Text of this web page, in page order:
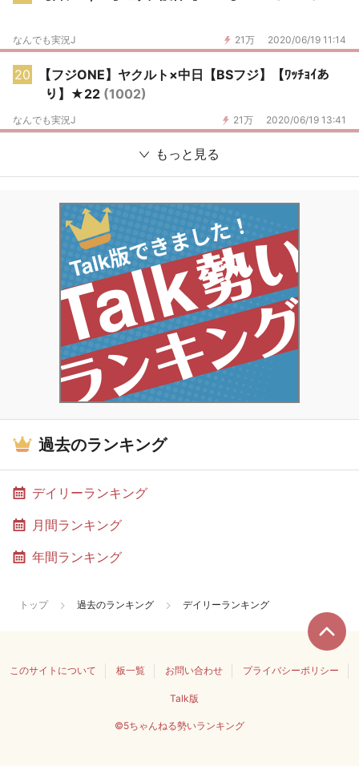
21万 2020/06/19 11:14
なんでも実況J
20
【フジONE】ヤクルト×中日【BSフジ】【ﾜｯﾁｮｲあ
り】★22 (1002)
21万 2020/06/19 13:41
なんでも実況J
もっと見る
過去のランキング
デイリーランキング
月間ランキング
年間ランキング
トップ 過去のランキング デイリーランキング
このサイトについて 板一覧 お問い合わせ プライバシーポリシー
Talk版
©5ちゃんねる勢いランキング